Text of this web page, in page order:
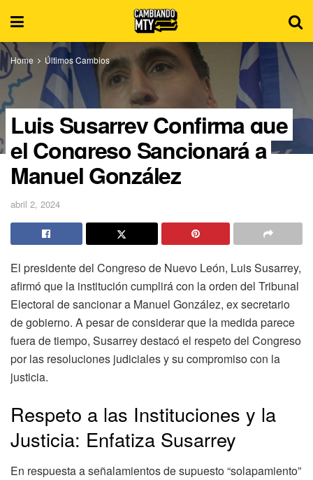
Home Últimos Cambios
Luis Susarrey Confirma que
el Congreso Sancionará a
Manuel González
abril 2, 2024
El presidente del Congreso de Nuevo León, Luis Susarrey,
afirmó que la institución cumplirá con la orden del Tribunal
Electoral de sancionar a Manuel González, ex secretario
de gobierno. A pesar de considerar que la medida parece
fuera de tiempo, Susarrey destacó el respeto del Congreso
por las resoluciones judiciales y su compromiso con la
justicia.
Respeto a las Instituciones y la
Justicia: Enfatiza Susarrey
En respuesta a señalamientos de supuesto “solapamiento”